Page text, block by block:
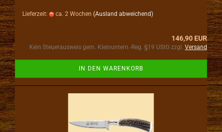
Lieferzeit: ca. 2 Wochen (Ausland abweichend)
146,90 EUR
Kein Steuerausweis gem. Kleinuntern.-Reg. §19 UStG zzgl. Versand
IN DEN WARENKORB